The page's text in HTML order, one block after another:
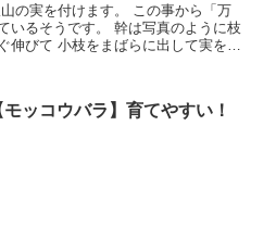
。 幹は写真のように枝
出して実をつ
モッコウバラ】育てやすい！